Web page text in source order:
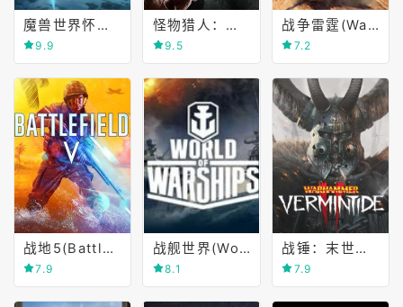
魔兽世界怀旧服(World of Warcraft Classic)
9.9
怪物猎人：世界(MONSTER HUNTER WORLD)
9.5
战争雷霆(War Thunder)
7.2
战地5(Battlefield Ⅴ)
7.9
战舰世界(World of Warships)
8.1
战锤：末世鼠疫2(Warhammer)
7.9